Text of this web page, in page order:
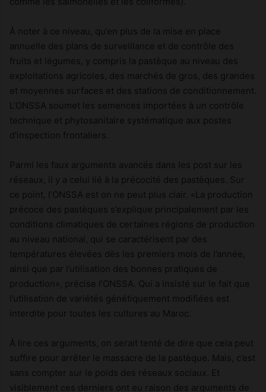
À noter à ce niveau, qu’en plus de la mise en place
annuelle des plans de surveillance et de contrôle des
fruits et légumes, y compris la pastèque au niveau des
exploitations agricoles, des marchés de gros, des grandes
et moyennes surfaces et des stations de conditionnement.
L’ONSSA soumet les semences importées à un contrôle
technique et phytosanitaire systématique aux postes
d’inspection frontaliers.
Parmi les faux arguments avancés dans les post sur les
réseaux, il y a celui lié à la précocité des pastèques. Sur
ce point, l’ONSSA est on ne peut plus clair. «La production
précoce des pastèques s’explique principalement par les
conditions climatiques de certaines régions de production
au niveau national, qui se caractérisent par des
températures élevées dès les premiers mois de l’année,
ainsi que par l’utilisation des bonnes pratiques de
production», précise l’ONSSA. Qui a insisté sur le fait que
l’utilisation de variétés génétiquement modifiées est
interdite pour toutes les cultures au Maroc.
À lire ces arguments, on serait tenté de dire que cela peut
suffire pour arrêter le massacre de la pastèque. Mais, c’est
sans compter sur le poids des réseaux sociaux. Et
visiblement ces derniers ont eu raison des arguments de